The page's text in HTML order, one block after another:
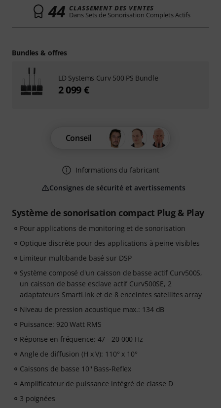
Système de sonorisation compact Plug & Play
Pour applications de monitoring et de sonorisation
Optique discrète pour des applications à peine visibles
Limiteur multibande basé sur DSP
Système composé d'un caisson de basse actif Curv500S,
un caisson de basse esclave actif Curv500SE, 2
adaptateurs SmartLink et de 8 enceintes satellites array
Niveau de pression acoustique max.: 134 dB
Puissance: 920 Watt RMS
Réponse en fréquence: 47 - 20 000 Hz
Angle de diffusion (H x V): 110° x 10°
Caissons de basse 10'' Bass-Reflex
Amplificateur de puissance intégré de classe D
3 poignées
44 CLASSEMENT DES VENTES
Dans Sets de Sonorisation Complets Actifs
Conseil
Informations du fabricant
Consignes de sécurité et avertissements
Bundles & offres
LD Systems Curv 500 PS Bundle
2 099 €